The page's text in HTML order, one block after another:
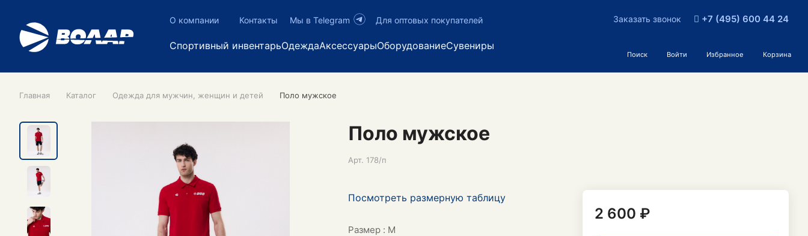
О компании Контакты Мы в Telegram Для оптовых покупателей
Спортивный инвентарьОдеждаАксессуарыОборудованиеСувениры
Заказать звонок +7 (495) 600 44 24
Поиск Войти Избранное Корзина
Главная Каталог Одежда для мужчин, женщин и детей Поло мужское
Поло мужское
Арт. 178/п
Посмотреть размерную таблицу
Размер : M
2 600 ₽